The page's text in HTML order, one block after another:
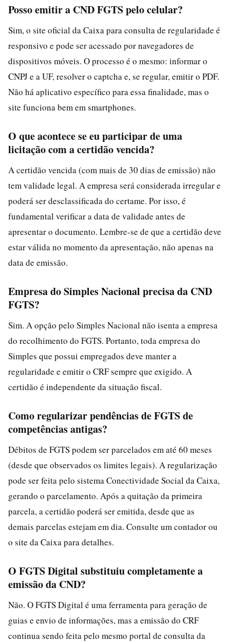
Posso emitir a CND FGTS pelo celular?
Sim, o site oficial da Caixa para consulta de regularidade é
responsivo e pode ser acessado por navegadores de
dispositivos móveis. O processo é o mesmo: informar o
CNPJ e a UF, resolver o captcha e, se regular, emitir o PDF.
Não há aplicativo específico para essa finalidade, mas o
site funciona bem em smartphones.
O que acontece se eu participar de uma
licitação com a certidão vencida?
A certidão vencida (com mais de 30 dias de emissão) não
tem validade legal. A empresa será considerada irregular e
poderá ser desclassificada do certame. Por isso, é
fundamental verificar a data de validade antes de
apresentar o documento. Lembre-se de que a certidão deve
estar válida no momento da apresentação, não apenas na
data de emissão.
Empresa do Simples Nacional precisa da CND
FGTS?
Sim. A opção pelo Simples Nacional não isenta a empresa
do recolhimento do FGTS. Portanto, toda empresa do
Simples que possui empregados deve manter a
regularidade e emitir o CRF sempre que exigido. A
certidão é independente da situação fiscal.
Como regularizar pendências de FGTS de
competências antigas?
Débitos de FGTS podem ser parcelados em até 60 meses
(desde que observados os limites legais). A regularização
pode ser feita pelo sistema Conectividade Social da Caixa,
gerando o parcelamento. Após a quitação da primeira
parcela, a certidão poderá ser emitida, desde que as
demais parcelas estejam em dia. Consulte um contador ou
o site da Caixa para detalhes.
O FGTS Digital substituiu completamente a
emissão da CND?
Não. O FGTS Digital é uma ferramenta para geração de
guias e envio de informações, mas a emissão do CRF
continua sendo feita pelo mesmo portal de consulta da